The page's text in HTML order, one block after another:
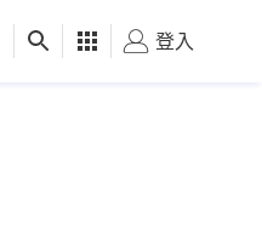
健康 好食玩飛
登入